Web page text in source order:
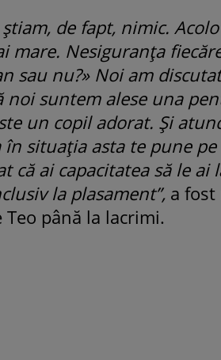
de fapt, nimic.
mare. Nesiguranța
sau nu?» Noi am
noi suntem alese una
un copil adorat. Și
situația asta te pune
că ai capacitatea să le ai
la plasament”, a fost
până la lacrimi.